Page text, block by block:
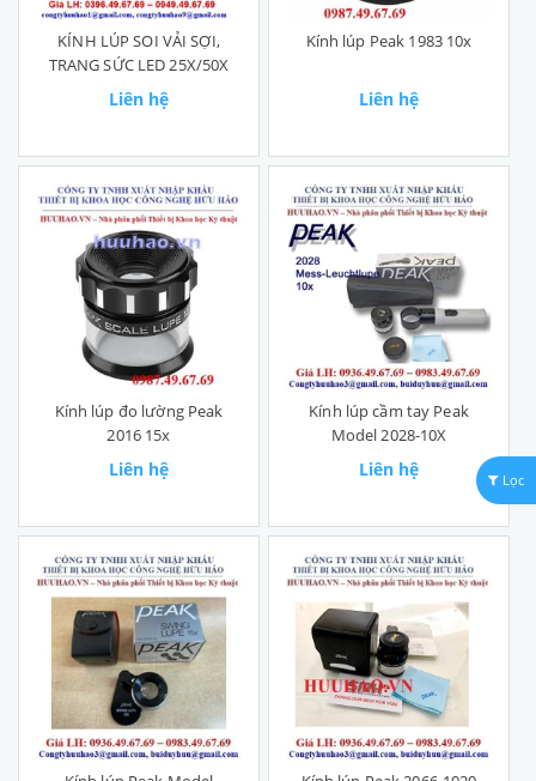
KÍNH LÚP SOI VẢI SỢI,
TRANG SỨC LED 25X/50X
Liên hệ
Kính lúp Peak 1983 10x
Liên hệ
Kính lúp đo lường Peak
2016 15x
Liên hệ
Kính lúp cầm tay Peak
Model 2028-10X
Liên hệ Lọc